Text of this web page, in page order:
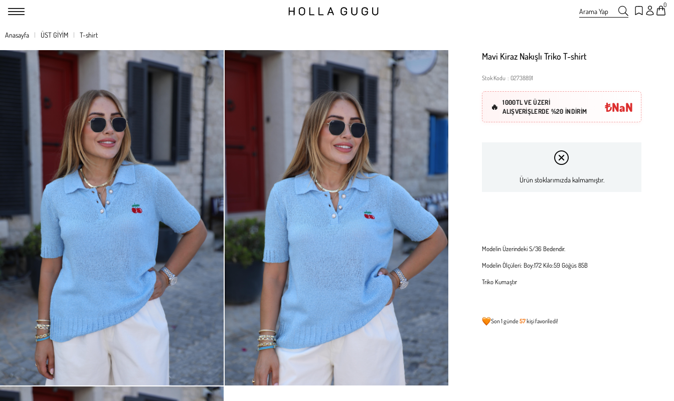
Arama Yap
0
Anasayfa ÜST GİYİM T-shirt
Mavi Kiraz Nakışlı Triko T-shirt
Stok Kodu 02738891
1000TL VE ÜZERİ
ALIŞVERİŞLERDE %20 İNDİRİM
₺NaN
Ürün stoklarımızda kalmamıştır.
Modelin Üzerindeki S/36 Bedendir.
Modelin Ölçüleri: Boy:172 Kilo:59 Göğüs 85B
Triko Kumaştır
Son 1 günde57kişi favoriledi!